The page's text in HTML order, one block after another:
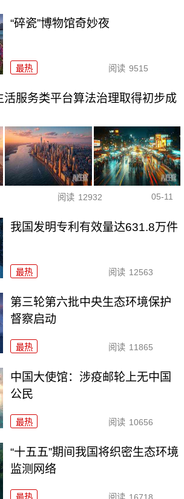
“碎瓷”博物馆奇妙夜
最热 阅读 9515
活服务类平台算法治理取得初步成
阅读 12932 05-11
我国发明专利有效量达631.8万件
最热 阅读 12563
第三轮第六批中央生态环境保护
督察启动
最热 阅读 11865
中国大使馆：涉疫邮轮上无中国
公民
最热 阅读 10656
“十五五”期间我国将织密生态环境
监测网络
最热 阅读 16718